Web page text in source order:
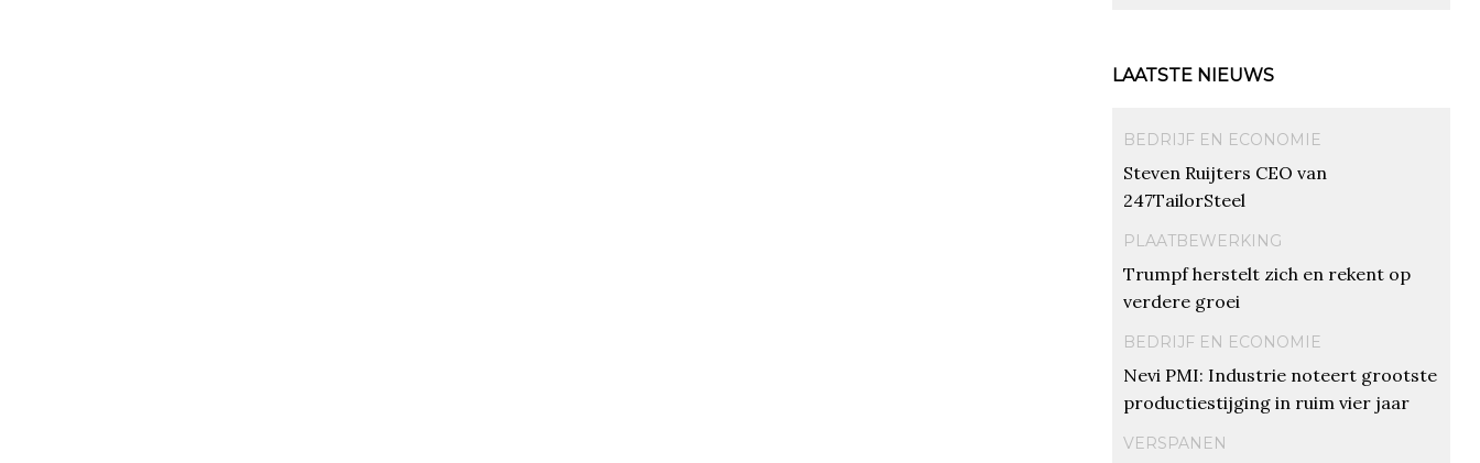
LAATSTE NIEUWS
BEDRIJF EN ECONOMIE
Steven Ruijters CEO van
247TailorSteel
PLAATBEWERKING
Trumpf herstelt zich en rekent op
verdere groei
BEDRIJF EN ECONOMIE
Nevi PMI: Industrie noteert grootste
productiestijging in ruim vier jaar
VERSPANEN